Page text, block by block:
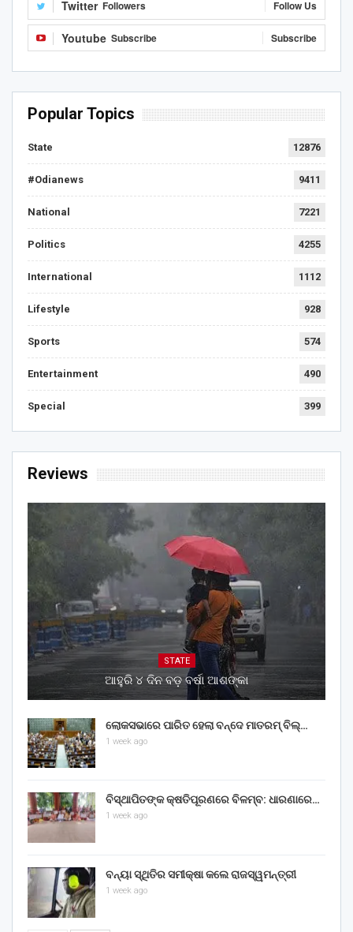
Twitter Followers Follow Us
Youtube Subscribe Subscribe
Popular Topics
State 12876
#Odianews 9411
National 7221
Politics 4255
International 1112
Lifestyle 928
Sports 574
Entertainment 490
Special 399
Reviews
STATE
ଆହୁରି ୪ ଦିନ ବଡ଼ ବର୍ଷା ଆଶଙ୍କା
ଲୋକସଭାରେ ପାରିତ ହେଲା ବନ୍ଦେ ମାତରମ୍‌ ବିଲ୍‌…
1 week ago
ବିସ୍ଥାପିତଙ୍କ କ୍ଷତିପୂରଣରେ ବିଳମ୍ବ: ଧାରଣାରେ…
1 week ago
ବନ୍ୟା ସ୍ଥିତିର ସମୀକ୍ଷା କଲେ ରାଜସ୍ୱମନ୍ତ୍ରୀ
1 week ago